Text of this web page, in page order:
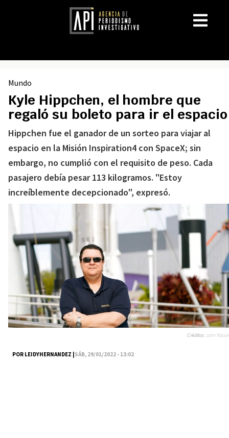
Mundo
Kyle Hippchen, el hombre que
regaló su boleto para ir el espacio
Hippchen fue el ganador de un sorteo para viajar al
espacio en la Misión Inspiration4 con SpaceX; sin
embargo, no cumplió con el requisito de peso. Cada
pasajero debía pesar 113 kilogramos. "Estoy
increíblemente decepcionado", expresó.
POR LEIDYHERNANDEZ |SÁB, 29/01/2022 - 13:02
Créditos:John Raoux